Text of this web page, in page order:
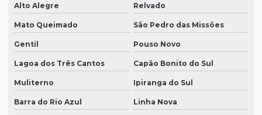
Alto Alegre Relvado
Mato Queimado São Pedro das Missões
Gentil Pouso Novo
Lagoa dos Três Cantos Capão Bonito do Sul
Muliterno Ipiranga do Sul
Barra do Rio Azul Linha Nova